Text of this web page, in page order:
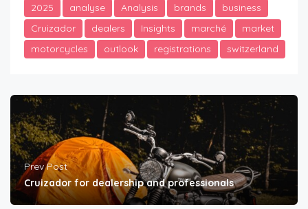
2025 analyse Analysis brands
business
Cruizador
dealers Insights marché
market
motorcycles
outlook registrations switzerland
Prev Post
Cruizador for dealership and professionals